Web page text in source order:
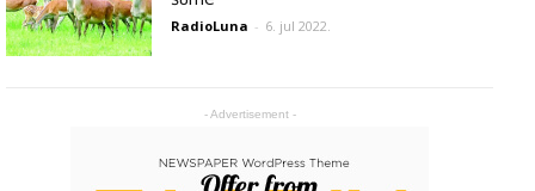
- Advertisement -
RadioLuna - 6. jul 2022.